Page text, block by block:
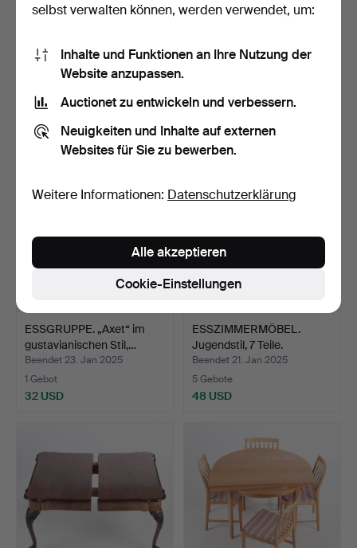
ESSGRUPPE.
Sporthüttengruppe, 5-teilig
Swe…
24 Gebote
201 USD
CARL MALMSTEN.
1.687 USD
ESSGRUPPE. „Axet“ im
gustavianischen Stil,…
Beendet 23. Jan 2025
1 Gebot
32 USD
ESSZIMMERMÖBEL.
Jugendstil, 7 Teile.
Beendet 21. Jan 2025
5 Gebote
48 USD
selbst verwalten können, werden verwendet, um:
Inhalte und Funktionen an Ihre Nutzung der
Website anzupassen.
Auctionet zu entwickeln und verbessern.
Neuigkeiten und Inhalte auf externen
Websites für Sie zu bewerben.
Weitere Informationen: Datenschutzerklärung
Cookie-Einstellungen
Alle akzeptieren